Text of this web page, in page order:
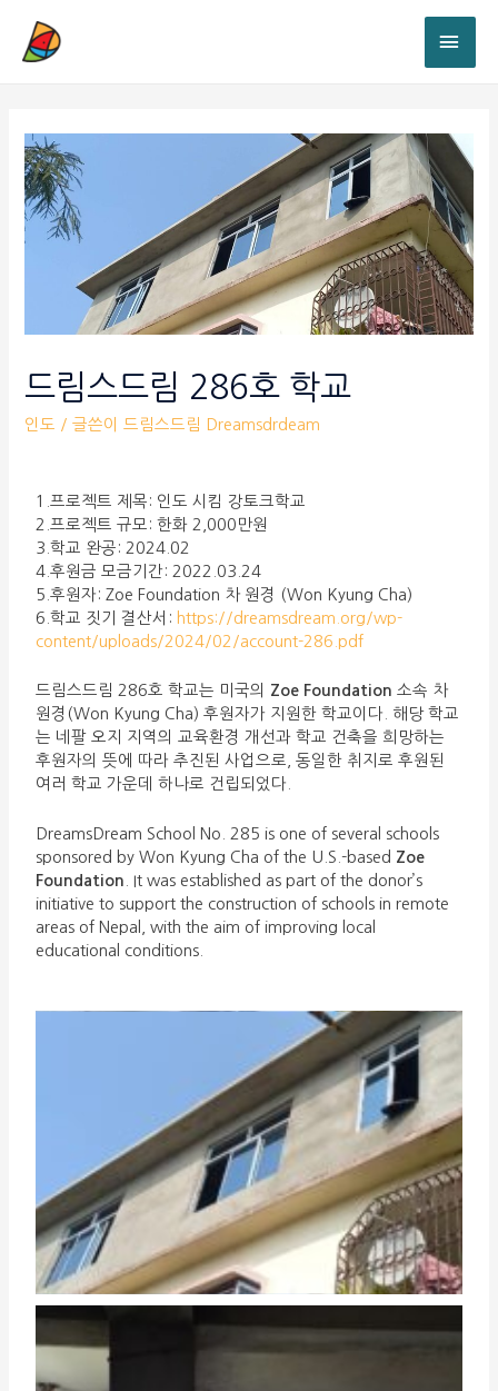
드림스드림 286호 학교
인도 / 글쓴이드림스드림 Dreamsdrdeam
1.프로젝트 제목: 인도 시킴 강토크학교
2.프로젝트 규모: 한화 2,000만원
3.학교 완공: 2024.02
4.후원금 모금기간: 2022.03.24
5.후원자: Zoe Foundation 차 원경 (Won Kyung Cha)
6.학교 짓기 결산서: https://dreamsdream.org/wp-
content/uploads/2024/02/account-286.pdf
드림스드림 286호 학교는 미국의 Zoe Foundation 소속 차
원경(Won Kyung Cha) 후원자가 지원한 학교이다. 해당 학교
는 네팔 오지 지역의 교육환경 개선과 학교 건축을 희망하는
후원자의 뜻에 따라 추진된 사업으로, 동일한 취지로 후원된
여러 학교 가운데 하나로 건립되었다.
DreamsDream School No. 285 is one of several schools
sponsored by Won Kyung Cha of the U.S.-based Zoe
Foundation
. It was established as part of the donor’s
initiative to support the construction of schools in remote
areas of Nepal, with the aim of improving local
educational conditions.